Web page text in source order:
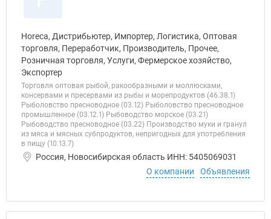
Horeca, Дистрибьютер, Импортер, Логистика, Оптовая
торговля, Переработчик, Производитель, Прочее,
Розничная торговля, Услуги, Фермерское хозяйство,
Экспортер
Торговля оптовая рыбой, ракообразными и моллюсками,
консервами и пресервами из рыбы и морепродуктов (46.38.1)
Рыболовство пресноводное (03.12) Рыболовство пресноводное
промышленное (03.12.1) Рыбоводство морское (03.21)
Рыбоводство пресноводное (03.22) Производство муки и гранул
из мяса и мясных субпродуктов, непригодных для употребления
в пищу (10.13.7)
Россия, Новосибирская область ИНН: 5405069031
О компании
Объявления